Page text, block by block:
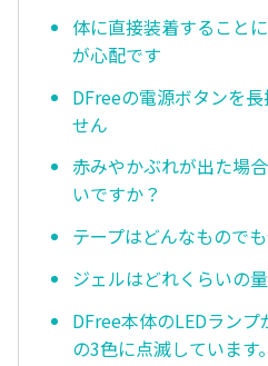
体に直接装着すること
が心配です
DFreeの電源ボタンを
せん
赤みやかぶれが出た場
いですか？
テープはどんなもので
ジェルはどれくらいの
DFree本体のLEDランプ
の3色に点滅しています。